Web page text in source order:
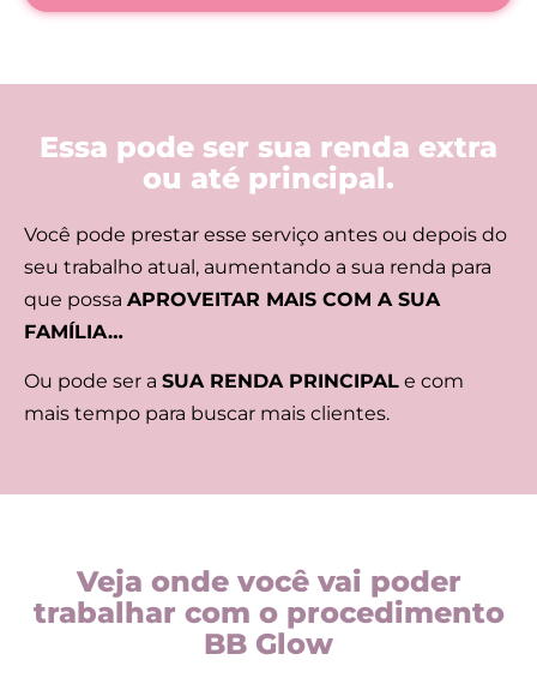
Essa pode ser sua renda extra
ou até principal.
Você pode prestar esse serviço antes ou depois do
seu trabalho atual, aumentando a sua renda para
que possa APROVEITAR MAIS COM A SUA
FAMÍLIA…
Ou pode ser a SUA RENDA PRINCIPAL e com
mais tempo para buscar mais clientes.
Veja onde você vai poder
trabalhar com o procedimento
BB Glow